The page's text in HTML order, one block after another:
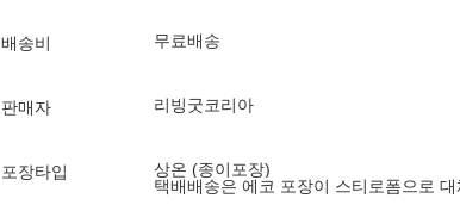
배송비 무료배송
판매자 리빙굿코리아
포장타입
상온 (종이포장)
택배배송은 에코 포장이 스티로폼으로 대